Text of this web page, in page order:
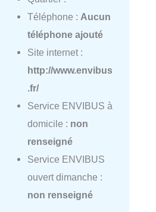
Téléphone : Aucun
téléphone ajouté
Site internet :
http://www.envibus
.fr/
Service ENVIBUS à
domicile : non
renseigné
Service ENVIBUS
ouvert dimanche :
non renseigné